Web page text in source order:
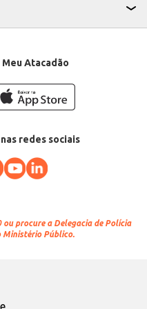
Atacadão
redes sociais
ou procure a Delegacia de Polícia
Ministério Público.